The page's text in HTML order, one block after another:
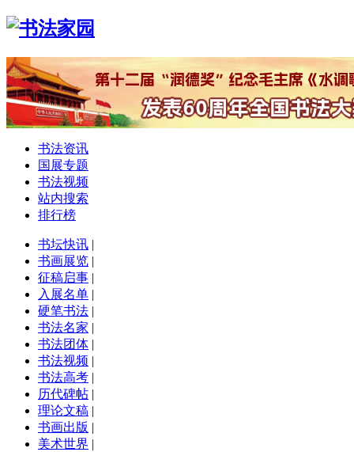
书法资讯
国展专题
书法视频
站内搜索
排行榜
书坛快讯 |
书画展览 |
征稿启事 |
入展名单 |
硬笔书法 |
书法名家 |
书法团体 |
书法视频 |
书法高考 |
历代碑帖 |
理论文稿 |
书画出版 |
美术世界 |